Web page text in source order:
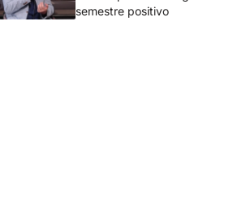
semestre positivo